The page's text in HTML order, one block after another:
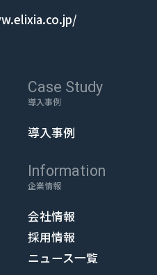
Case Study
導入事例
導入事例
Information
企業情報
会社情報
採用情報
ニュース一覧